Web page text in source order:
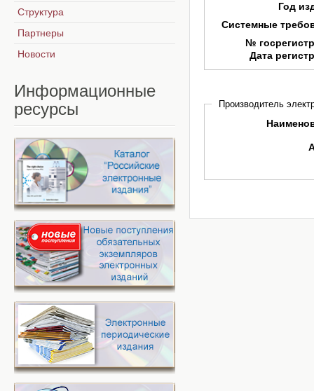
Год
Системные
№
Дата
Производитель
Структура
Партнеры
Новости
Информационные
ресурсы